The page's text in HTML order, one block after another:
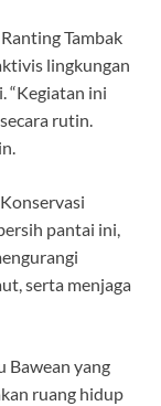
Tambak
lingkungan
“Kegiatan ini
rutin.
pantai ini,
serta menjaga
Bawean yang
ruang hidup